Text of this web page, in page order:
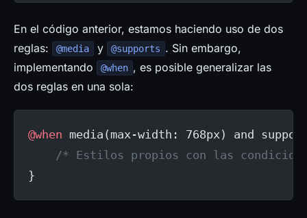
En el código anterior, estamos haciendo uso de dos
reglas:
@media y @supports . Sin embargo,
implementando
@when , es posible generalizar las
dos reglas en una sola:
@when media(max-width: 768px) and
/* Estilos propios con las
}